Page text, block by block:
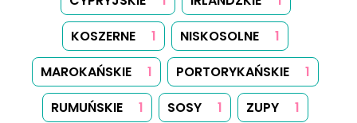
Obeseruj nas na Facebook
Obeseruj nas na Instagram
Obeseruj nas na
Porady Kategorie Tagi Szukaj
Biuletyn
Kanał RSS
Mapa Strony Ciasteczka
Prawa Autorskie
Kontakt
Zresetuj preferencje prywatności